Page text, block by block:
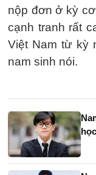
nộp đơn ở kỳ
cạnh tranh rất
Việt Nam từ kỳ
nam sinh nói.